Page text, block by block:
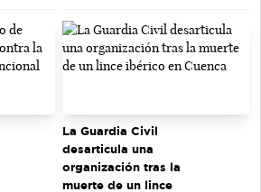
La Guardia Civil
desarticula una
organización tras la
muerte de un lince